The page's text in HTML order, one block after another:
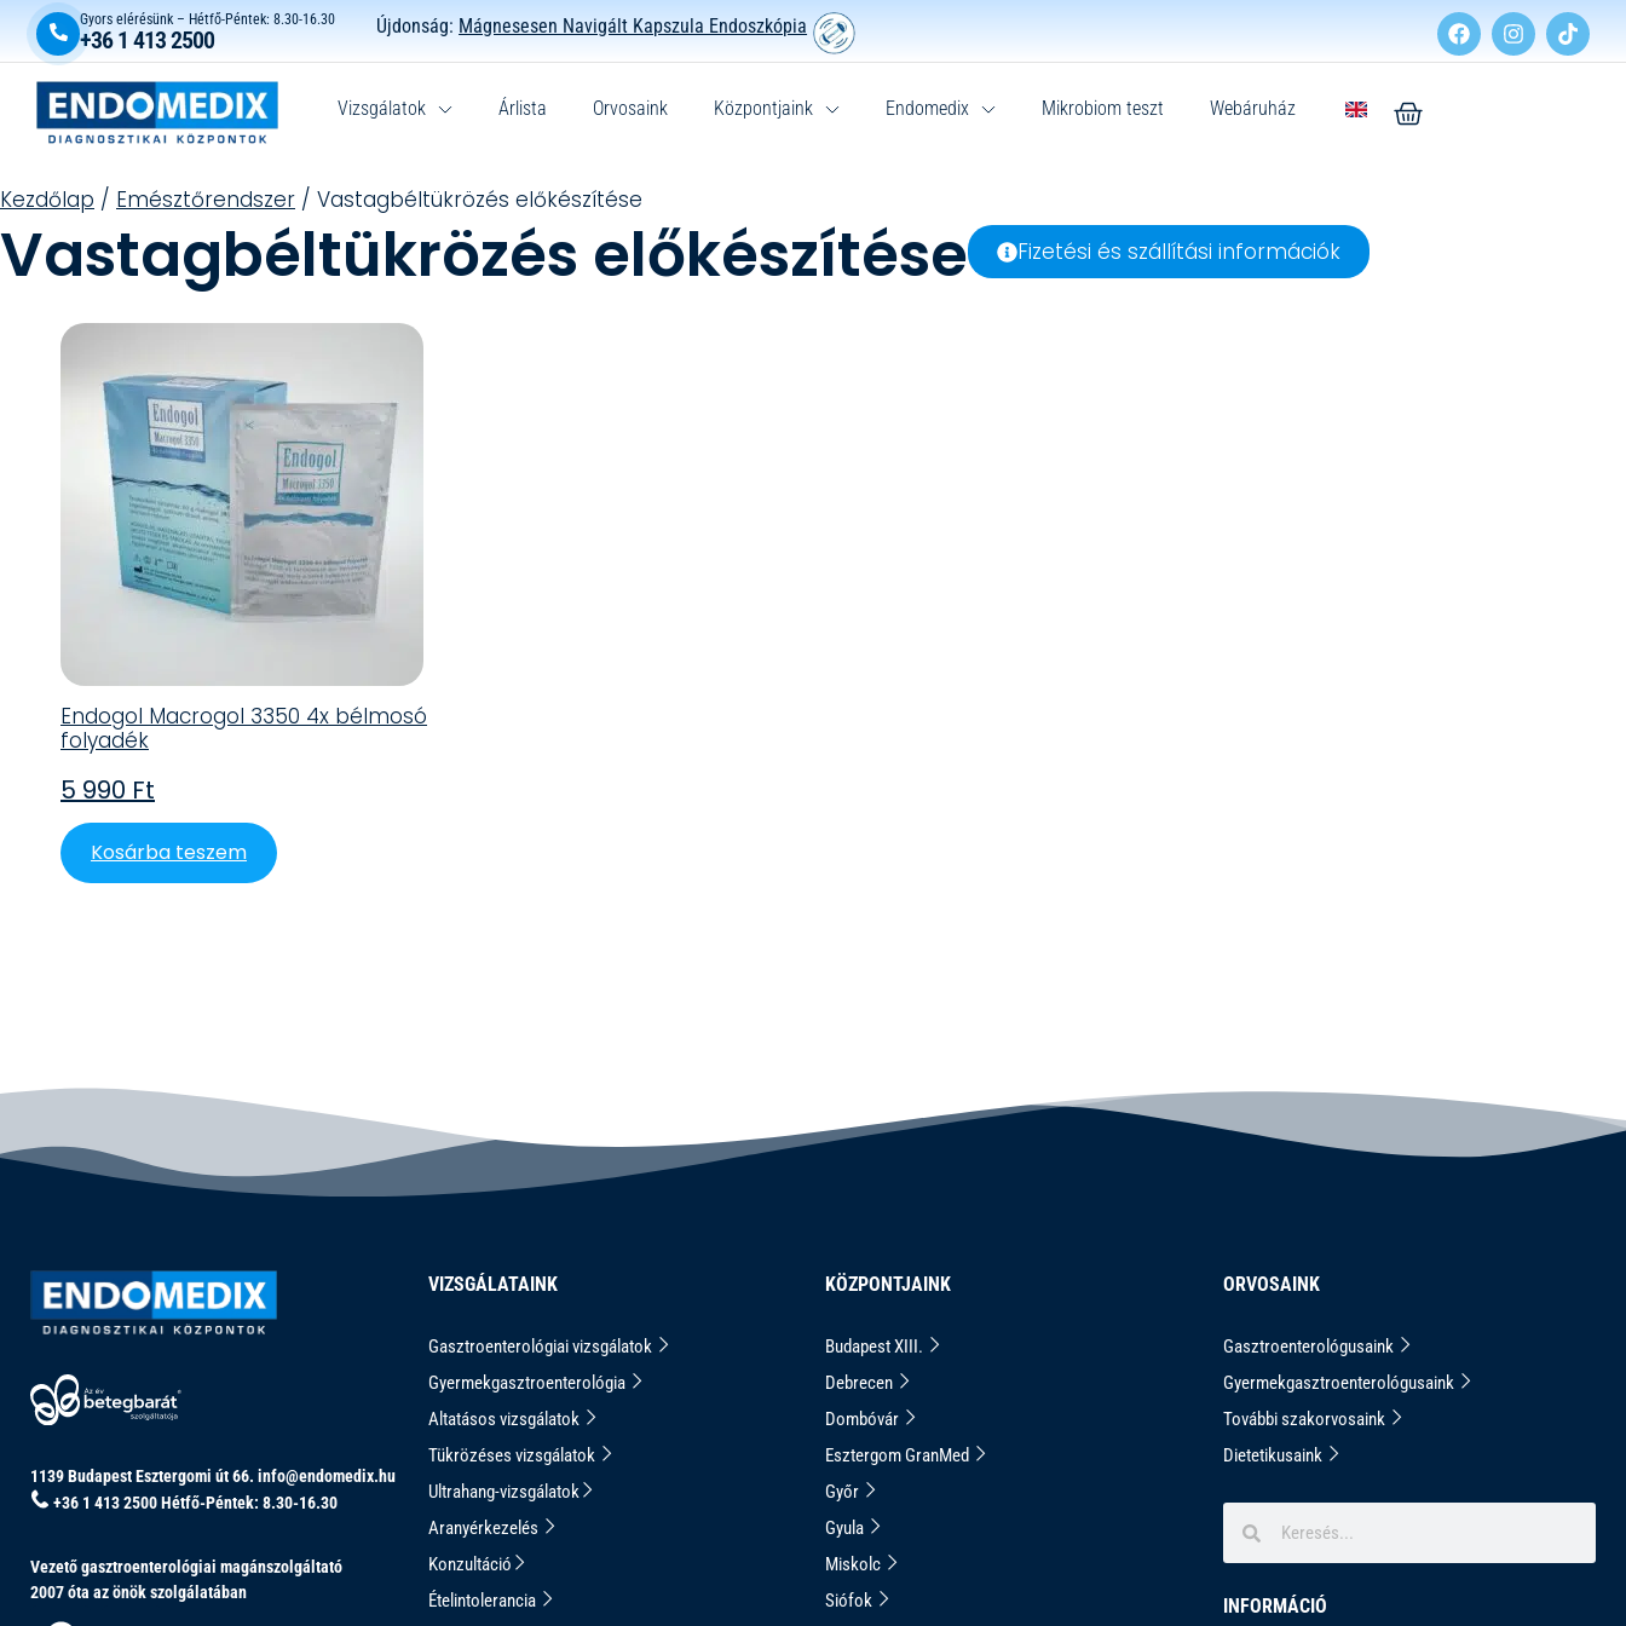
Gyors elérésünk – Hétfő-Péntek: 8.30-16.30
+36 1 413 2500 Újdonság: Mágnesesen Navigált Kapszula Endoszkópia
Vizsgálatok Árlista Orvosaink Központjaink Endomedix Mikrobiom teszt Webáruház
Kezdőlap / Emésztőrendszer / Vastagbéltükrözés előkészítése
Vastagbéltükrözés előkészítése Fizetési és szállítási információk
Endogol Macrogol 3350 4x bélmosó
folyadék
5 990 Ft
Kosárba teszem
1139 Budapest Esztergomi út 66. info@endomedix.hu
+36 1 413 2500Hétfő-Péntek: 8.30-16.30
Vezető gasztroenterológiai magánszolgáltató
2007 óta az önök szolgálatában
VIZSGÁLATAINK
Gasztroenterológiai vizsgálatok
Gyermekgasztroenterológia
Altatásos vizsgálatok
Tükrözéses vizsgálatok
Ultrahang-vizsgálatok
Aranyérkezelés
Konzultáció
Ételintolerancia
KÖZPONTJAINK
Budapest XIII.
Debrecen
Dombóvár
Esztergom GranMed
Győr
Gyula
Miskolc
Siófok
ORVOSAINK
Gasztroenterológusaink
Gyermekgasztroenterológusaink
További szakorvosaink
Dietetikusaink
INFORMÁCIÓ